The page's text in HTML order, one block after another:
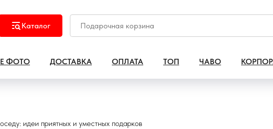
Каталог
ФОТО ДОСТАВКА ОПЛАТА ТОП ЧАВО
идеи приятных и уместных подарков